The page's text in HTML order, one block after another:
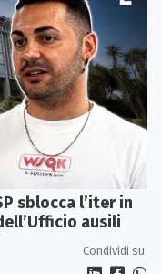
sblocca l’iter in
ausili
Condividi su: